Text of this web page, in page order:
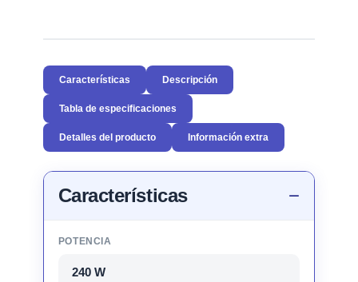
Características Descripción
Tabla de especificaciones
Detalles del producto Información extra
Características
POTENCIA
240 W